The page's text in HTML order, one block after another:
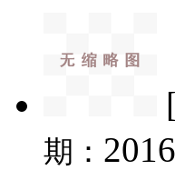
期：